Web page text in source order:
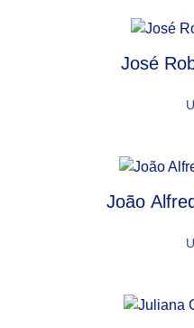
José
João